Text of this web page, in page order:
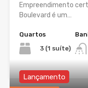
Empreendimento
Boulevard é um…
Quartos
3 (1 suíte)
Lançamento